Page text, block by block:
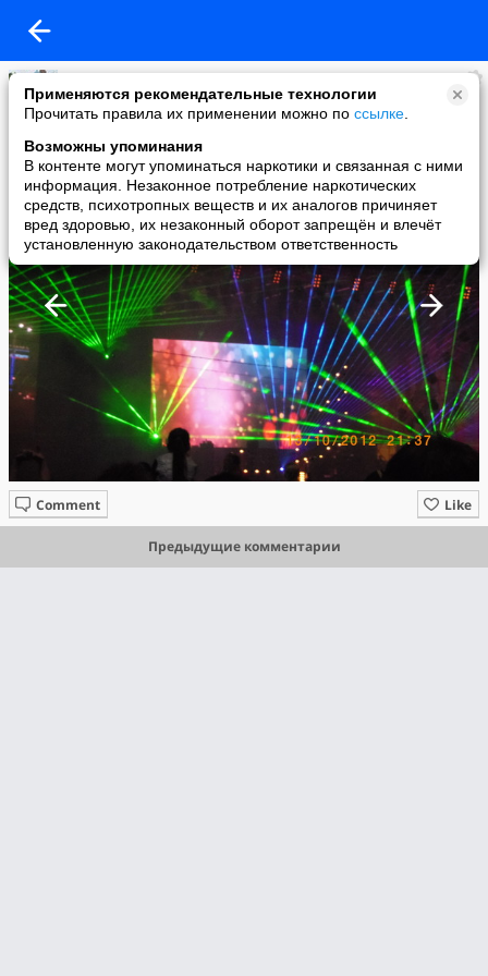
Применяются рекомендательные технологии
Прочитать правила их применении можно по ссылке
Возможны упоминания
В контенте могут упоминаться наркотики и связанная с ними
информация. Незаконное потребление наркотических
средств, психотропных веществ и их аналогов причиняет
вред здоровью, их незаконный оборот запрещён и влечёт
установленную законодательством ответственность
(спортивная газета)
added a photo
14 Oct в 02:07
Like
Comment
Предыдущие комментарии